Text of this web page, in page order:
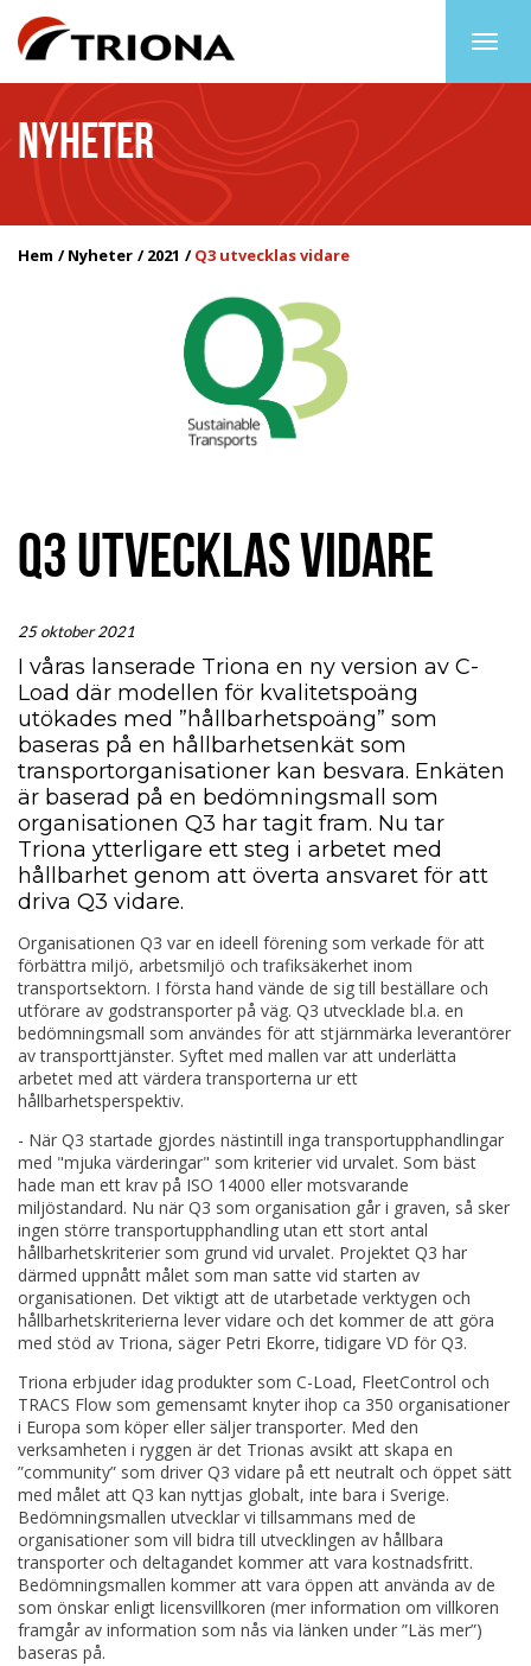
NYHETER
Hem Nyheter 2021 Q3 utvecklas vidare
Q3 UTVECKLAS VIDARE
25 oktober 2021
I våras lanserade Triona en ny version av C-
Load där modellen för kvalitetspoäng
utökades med ”hållbarhetspoäng” som
baseras på en hållbarhetsenkät som
transportorganisationer kan besvara. Enkäten
är baserad på en bedömningsmall som
organisationen Q3 har tagit fram. Nu tar
Triona ytterligare ett steg i arbetet med
hållbarhet genom att överta ansvaret för att
driva Q3 vidare.
Organisationen Q3 var en ideell förening som verkade för att
förbättra miljö, arbetsmiljö och trafiksäkerhet inom
transportsektorn. I första hand vände de sig till beställare och
utförare av godstransporter på väg. Q3 utvecklade bl.a. en
bedömningsmall som användes för att stjärnmärka leverantörer
av transporttjänster. Syftet med mallen var att underlätta
arbetet med att värdera transporterna ur ett
hållbarhetsperspektiv.
- När Q3 startade gjordes nästintill inga transportupphandlingar
med "mjuka värderingar" som kriterier vid urvalet. Som bäst
hade man ett krav på ISO 14000 eller motsvarande
miljöstandard. Nu när Q3 som organisation går i graven, så sker
ingen större transportupphandling utan ett stort antal
hållbarhetskriterier som grund vid urvalet. Projektet Q3 har
därmed uppnått målet som man satte vid starten av
organisationen. Det viktigt att de utarbetade verktygen och
hållbarhetskriterierna lever vidare och det kommer de att göra
med stöd av Triona, säger Petri Ekorre, tidigare VD för Q3.
Triona erbjuder idag produkter som C-Load, FleetControl och
TRACS Flow som gemensamt knyter ihop ca 350 organisationer
i Europa som köper eller säljer transporter. Med den
verksamheten i ryggen är det Trionas avsikt att skapa en
”community” som driver Q3 vidare på ett neutralt och öppet sätt
med målet att Q3 kan nyttjas globalt, inte bara i Sverige.
Bedömningsmallen utvecklar vi tillsammans med de
organisationer som vill bidra till utvecklingen av hållbara
transporter och deltagandet kommer att vara kostnadsfritt.
Bedömningsmallen kommer att vara öppen att använda av de
som önskar enligt licensvillkoren (mer information om villkoren
framgår av information som nås via länken under ”Läs mer”)
baseras på.